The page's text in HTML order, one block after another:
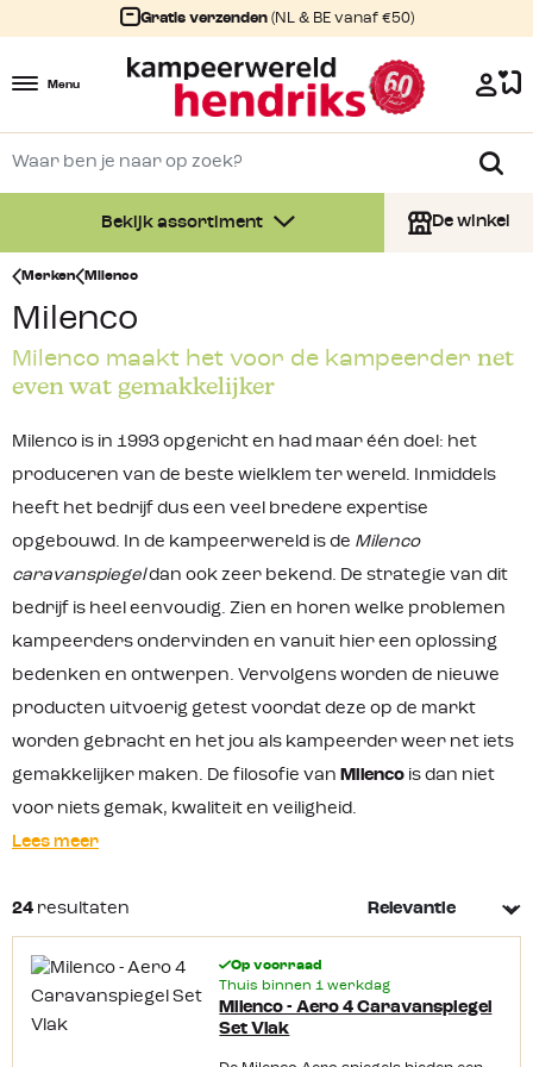
Gratis verzenden (NL & BE vanaf €50)
Menu
Bekijk assortiment De winkel
Merken Milenco
Milenco
Milenco maakt het voor de kampeerder net
even wat gemakkelijker
Milenco is in 1993 opgericht en had maar één doel: het
produceren van de beste wielklem ter wereld. Inmiddels
heeft het bedrijf dus een veel bredere expertise
opgebouwd. In de kampeerwereld is de Milenco
caravanspiegeldan ook zeer bekend. De strategie van dit
bedrijf is heel eenvoudig. Zien en horen welke problemen
kampeerders ondervinden en vanuit hier een oplossing
bedenken en ontwerpen. Vervolgens worden de nieuwe
producten uitvoerig getest voordat deze op de markt
worden gebracht en het jou als kampeerder weer net iets
gemakkelijker maken. De filosofie van Milenco is dan niet
voor niets gemak, kwaliteit en veiligheid.
Lees meer
24 resultaten
Op voorraad
Thuis binnen 1 werkdag
Milenco - Aero 4 Caravanspiegel
Set Vlak